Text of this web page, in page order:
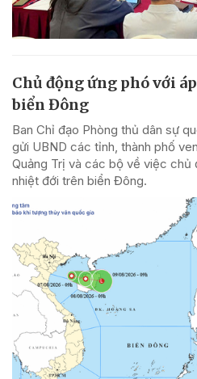
Chủ động ứng phó với
biển Đông
Ban Chỉ đạo Phòng thủ dân sự
gửi UBND các tỉnh, thành phố
Quảng Trị và các bộ về việc chủ
nhiệt đới trên biển Đông.